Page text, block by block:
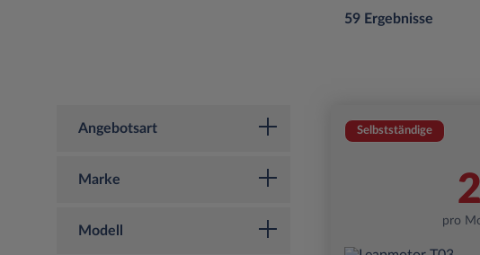
59 Ergebnisse
Angebotsart
Marke
Modell
Selbstständige
pro